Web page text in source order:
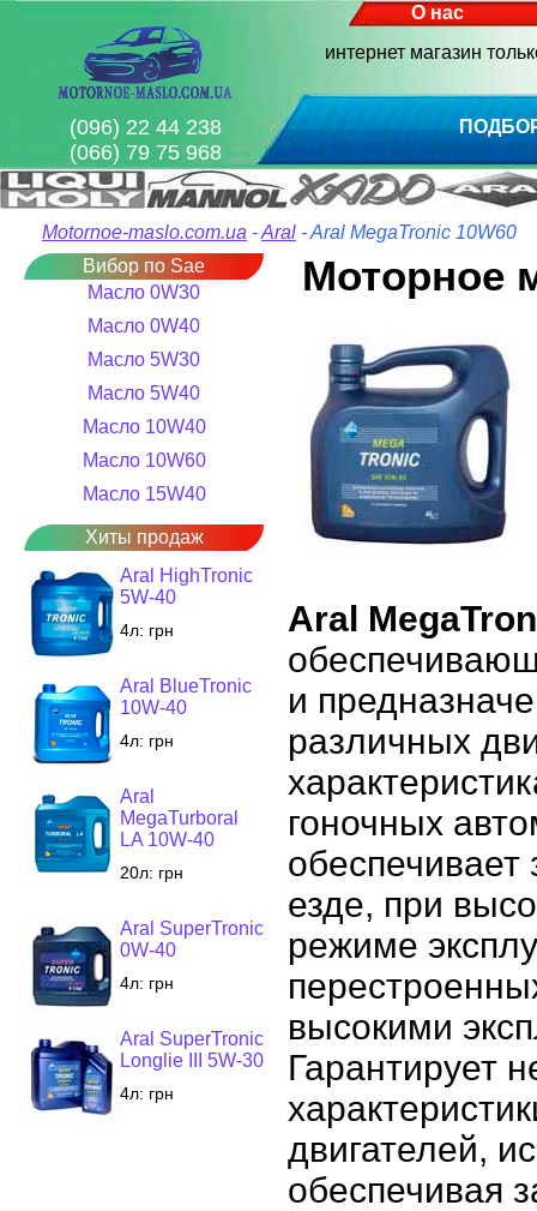
О нас
интернет магазин
(096) 22 44 238
(066) 79 75 968
Motornoe-maslo.com.ua -Aral - Aral MegaTronic 10W60
Вибор по Sae
Масло 0W30
Масло 0W40
Масло 5W30
Масло 5W40
Масло 10W40
Масло 10W60
Масло 15W40
Хиты продаж
Aral HighTronic
5W-40
4л: грн
Aral BlueTronic
10W-40
4л: грн
Aral
MegaTurboral
LA 10W-40
20л: грн
Aral SuperTronic
0W-40
4л: грн
Aral SuperTronic
Longlie III 5W-30
4л: грн
Моторное
Aral
и
различных
гоночных
обеспечивает
езде, при
режиме
высокими
Гарантирует
двигателей,
обеспечивая